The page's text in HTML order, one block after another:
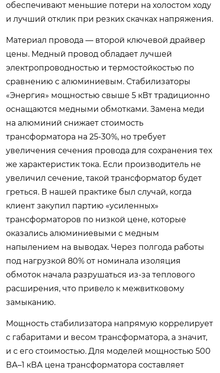
обеспечивают меньшие потери на холостом ходу
и лучший отклик при резких скачках напряжения.
Материал провода — второй ключевой драйвер
цены. Медный провод обладает лучшей
электропроводностью и термостойкостью по
сравнению с алюминиевым. Стабилизаторы
«Энергия» мощностью свыше 5 кВт традиционно
оснащаются медными обмотками. Замена меди
на алюминий снижает стоимость
трансформатора на 25-30%, но требует
увеличения сечения провода для сохранения тех
же характеристик тока. Если производитель не
увеличил сечение, такой трансформатор будет
греться. В нашей практике был случай, когда
клиент закупил партию «усиленных»
трансформаторов по низкой цене, которые
оказались алюминиевыми с медным
напылением на выводах. Через полгода работы
под нагрузкой 80% от номинала изоляция
обмоток начала разрушаться из-за теплового
расширения, что привело к межвитковому
замыканию.
Мощность стабилизатора напрямую коррелирует
с габаритами и весом трансформатора, а значит,
и с его стоимостью. Для моделей мощностью 500
ВА–1 кВА цена трансформатора составляет